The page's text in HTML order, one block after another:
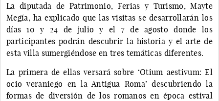
La diputada de Patrimonio, Ferias y Turismo, Mayte
Megía, ha explicado que las visitas se desarrollarán los
días 10 y 24 de julio y el 7 de agosto donde los
participantes podrán descubrir la historia y el arte de
esta villa sumergiéndose en tres temáticas diferentes.
La primera de ellas versará sobre ‘Otium aestivum: El
ocio veraniego en la Antigua Roma’ descubriendo la
formas de diversión de los romanos en época estival